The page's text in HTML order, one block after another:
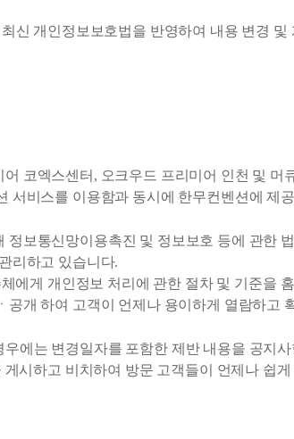
신 개인정보보호법을 반영하여 내용 변경
코엑스센터, 오크우드 프리미어 인천 및
서비스를 이용함과 동시에 한무컨벤션에 제
보통신망이용촉진 및 정보보호 등에 관한
리하고 있습니다.
에게 개인정보 처리에 관한 절차 및 기준을
개 하여 고객이 언제나 용이하게 열람하고
에는 변경일자를 포함한 제반 내용을 공지
시하고 비치하여 방문 고객들이 언제나 쉽